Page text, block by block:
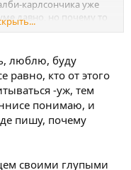
несмотря на
все сильнейшие
Давида
момент
президент Федерации
«Считаю, что это
Если такого
карлсончика уже
давно, но почему то
я и удивилась...
себе не суди)))
люблю, буду
равно, кто от этого
-уж, тем
понимаю, и
пишу, почему
своими глупыми